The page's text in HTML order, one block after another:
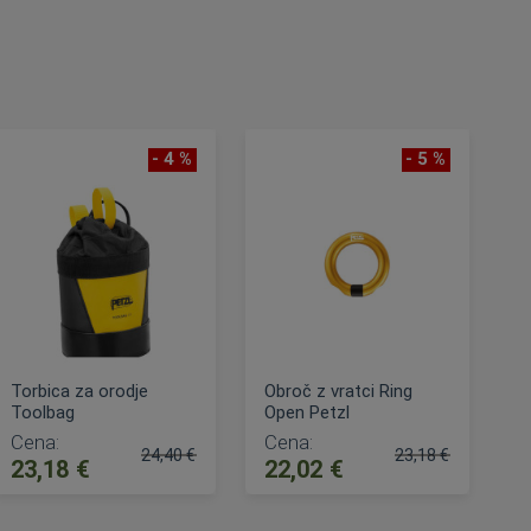
- 4 %
Torbica za orodje
Toolbag
Cena:
23,18 €
24,40 €
- 5 %
Obroč z vratci Ring
Open Petzl
Cena:
22,02 €
23,18 €